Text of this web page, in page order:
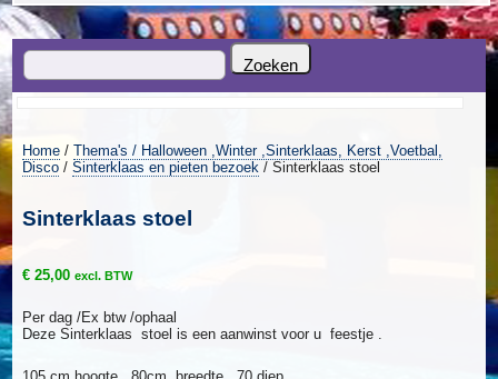
Home/ Thema's / Halloween ,Winter ,Sinterklaas, Kerst ,Voetbal,
Disco/ Sinterklaas en pieten bezoek / Sinterklaas stoel
Sinterklaas stoel
€25,00 excl. BTW
Per dag /Ex btw /ophaal
Deze Sinterklaas stoel is een aanwinst voor u feestje .